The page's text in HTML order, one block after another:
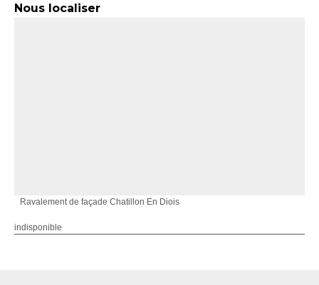
Nous localiser
Ravalement de façade Chatillon En Diois
indisponible